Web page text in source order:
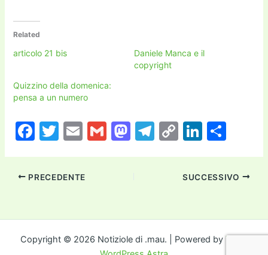
Related
articolo 21 bis
Daniele Manca e il
copyright
Quizzino della domenica:
pensa a un numero
F
c
e
o
o
T
itt
er
E
ai
l
G
M
o
n
T
m
C
p
y
n
k
Li
k
e
n
n
di
di
PRECEDENTE SUCCESSIVO
Copyright © 2026 Notiziole di .mau. | Powered by Tema